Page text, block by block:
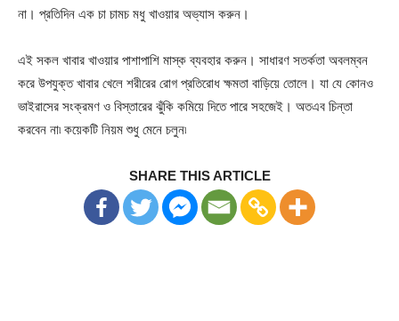
না। প্রতিদিন এক চা চামচ মধু খাওয়ার অভ্যাস করুন।
এই সকল খাবার খাওয়ার পাশাপাশি মাস্ক ব্যবহার করুন। সাধারণ সতর্কতা অবলম্বন
করে উপযুক্ত খাবার খেলে শরীরের রোগ প্রতিরোধ ক্ষমতা বাড়িয়ে তোলে। যা যে কোনও
ভাইরাসের সংক্রমণ ও বিস্তারের ঝুঁকি কমিয়ে দিতে পারে সহজেই। অতএব চিন্তা
করবেন না৷ কয়েকটি নিয়ম শুধু মেনে চলুন৷
SHARE THIS ARTICLE